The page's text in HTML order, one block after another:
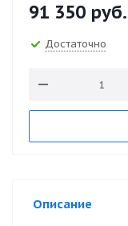
91 350 руб.
Достаточно
Описание